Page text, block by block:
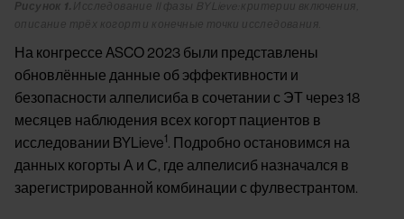
Рисунок 1. Исследование II фазы BYLieve: критерии включения,
описание трёх когорт и конечные точки исследования.
На конгрессе ASCO 2023 были представлены
обновлённые данные об эффективности и
безопасности алпелисиба в сочетании с ЭТ через 18
месяцев наблюдения всех когорт пациентов в
исследовании BYLieve1 . Подробно остановимся на
данных когорты А и С, где алпелисиб назначался в
зарегистрированной комбинации с фулвестрантом.